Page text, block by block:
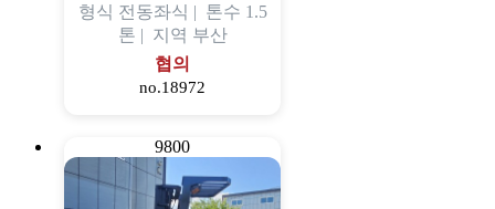
형식 전동좌식 | 톤수 1.5
톤 | 지역 부산
협의
no.18972
9800